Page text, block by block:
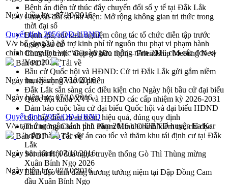
Bệnh án điện tử thúc đẩy chuyển đổi số y tế tại Đắk Lắk
Chuyển đổi số thư viện: Mở rộng không gian tri thức trong
thời đại số
Đánh giá, rút kinh nghiệm công tác tổ chức diễn tập trước
ngày bầu cử
Chương trình “Gặp gỡ hữu nghị – Friendship Meeting New
Year 2026”
Bầu cử Quốc hội và HĐND: Cử tri Đắk Lắk gửi gắm niềm
tin, kỳ vọng vào lá phiếu
Đắk Lắk sẵn sàng các điều kiện cho Ngày hội bầu cử đại biểu
Quốc hội khóa XVI và HĐND các cấp nhiệm kỳ 2026-2031
Đảm bảo cuộc bầu cử đại biểu Quốc hội và đại biểu HĐND
các cấp diễn ra an toàn, hiệu quả, đúng quy định
Thủ tướng Chính phủ Phạm Minh Chính kiểm tra, chỉ đạo
hoàn thành các dự án cao tốc và thăm khu tái định cư tại Đắk
Lắk
Sôi nổi Hội đua ngựa truyền thống Gò Thì Thùng mừng
Xuân Bính Ngọ 2026
Lãnh đạo tỉnh dâng hương tưởng niệm tại Đập Đồng Cam
đầu Xuân Bính Ngọ
Ngày hiệu lực:07/10/2016
Quyết định 2956/QĐ-UBND
V/v bổ sung và hỗ trợ kinh phí từ nguồn thu phạt vi phạm hành
chính trong lĩnh vực an toàn giao thông năm 2016 cho các đơn vị
Bản PDF
Tải về
Ngày ban hành:07/10/2016
Ngày hiệu lực:07/10/2016
Quyết định 2955/QĐ-UBND
V/v tạm ứng ngân sách tỉnh năm 2016 cho UBND huyện Ea Kar
Bản PDF
Tải về
Ngày ban hành:07/10/2016
Ngày hiệu lực:07/10/2016